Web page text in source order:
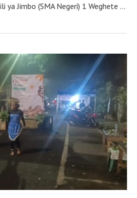
ya Jimbo (SMA Negeri) 1 Weghete …